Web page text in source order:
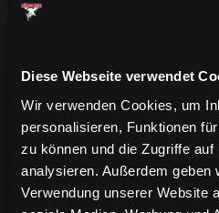
Diese Webseite verwendet
Wir verwenden Cookies, um
personalisieren, Funktionen
zu können und die Zugriffe
analysieren. Außerdem geben
Verwendung unserer Website
CAPS
CAPS